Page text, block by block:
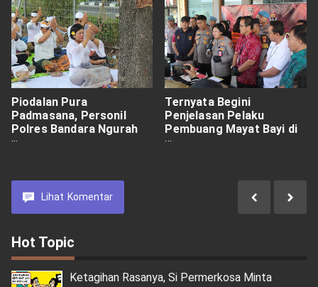
Piodalan Pura
Padmasana, Personil
Polres Bandara Ngurah
Rai Gelar
Ternyata Begini
Penjelasan Pelaku
Pembuang Mayat Bayi di
Bandara Ngurah Rai, Bikin
Lihat Komentar
Hot Topic
Ketagihan Rasanya, Si Permerkosa Minta